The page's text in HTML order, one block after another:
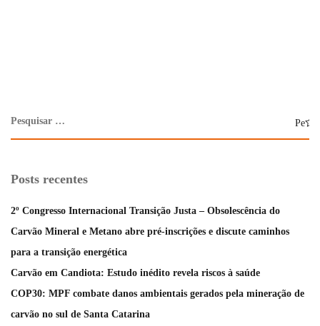
Posts recentes
2º Congresso Internacional Transição Justa – Obsolescência do
Carvão Mineral e Metano abre pré-inscrições e discute caminhos
para a transição energética
Carvão em Candiota: Estudo inédito revela riscos à saúde
COP30: MPF combate danos ambientais gerados pela mineração de
carvão no sul de Santa Catarina